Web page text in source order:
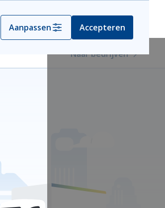
Kies je gemeente
Naar bedrijven
Aanpassen Accepteren